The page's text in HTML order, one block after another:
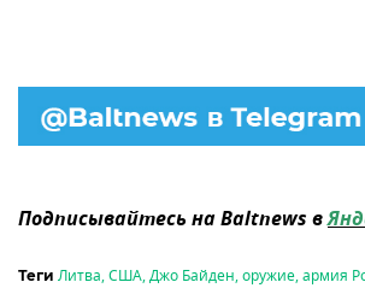
Подписывайтесь на Baltnews в
Теги Литва,США,Джо Байден,оружие,армия